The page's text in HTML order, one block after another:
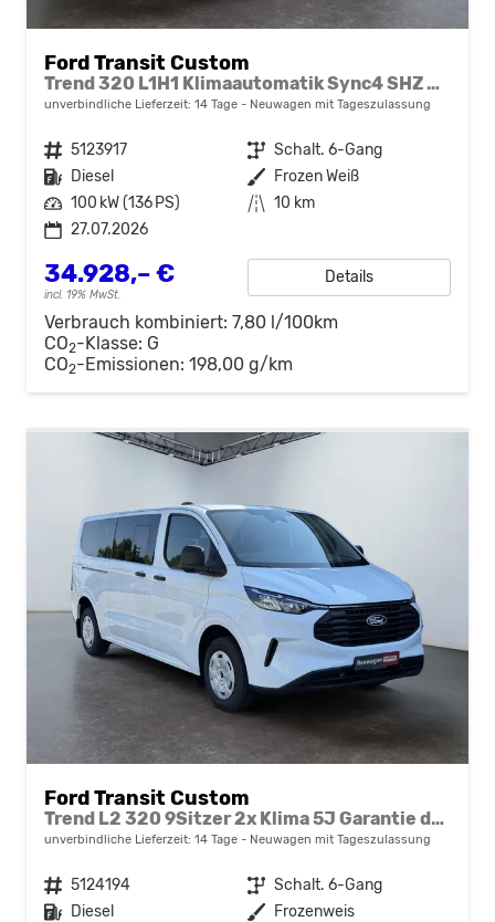
Ford Transit Custom
Trend 320 L1H1 Klimaautomatik Sync4 SHZ 2 x Einparkhilfe Kamera 5JG
unverbindliche Lieferzeit: 14 Tage Neuwagen mit Tageszulassung
Fahrzeugnr. 5123917 Getriebe Schalt. 6-Gang
Kraftstoff Diesel Außenfarbe Frozen Weiß
Leistung 100 kW (136 PS) Kilometerstand 10 km
27.07.2026
34.928,– €
incl. 19% MwSt.
Details
Verbrauch kombiniert: 7,80 l/100km
CO2-Klasse: G
CO2-Emissionen: 198,00 g/km
Ford Transit Custom
Trend L2 320 9Sitzer 2x Klima 5J Garantie dunkle Scheiben Sync4 Sitzheizung
unverbindliche Lieferzeit: 14 Tage Neuwagen mit Tageszulassung
Fahrzeugnr. 5124194 Getriebe Schalt. 6-Gang
Kraftstoff Diesel Außenfarbe Frozenweis